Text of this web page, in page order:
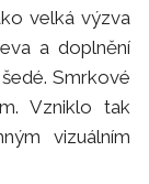
velká výzva
a doplnění
Smrkové
Vzniklo tak
vizuálním